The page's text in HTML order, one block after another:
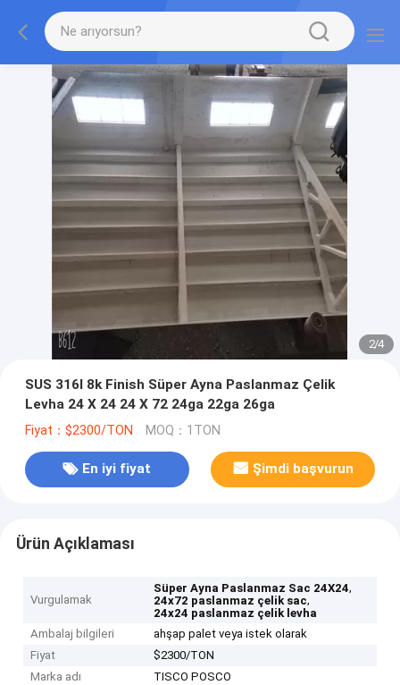
2/4
SUS 316l 8k Finish Süper Ayna Paslanmaz Çelik
Levha 24 X 24 24 X 72 24ga 22ga 26ga
Fiyat：$2300/TON MOQ：1TON
En iyi fiyat Şimdi başvurun
Ürün Açıklaması
Vurgulamak
Süper Ayna Paslanmaz Sac 24X24,
24x72 paslanmaz çelik sac,
24x24 paslanmaz çelik levha
Ambalaj bilgileri
ahşap palet veya istek olarak
Fiyat
$2300/TON
Marka adı
TISCO POSCO